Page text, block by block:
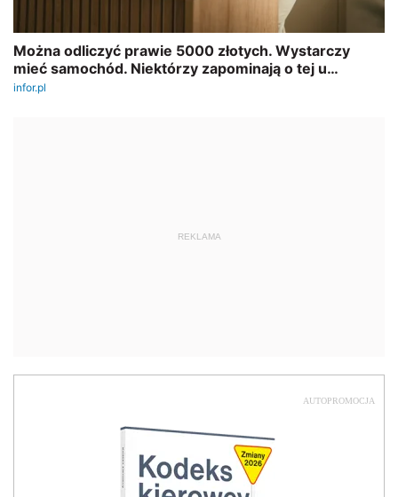
REKLAMA
AUTOPROMOCJA